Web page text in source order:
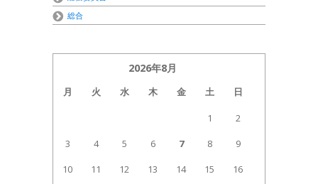
総合
2026年8月
月 火 水 木 金 土 日
1
2
3
4 5 6 7 8
9
10
11 12 13 14 15
16